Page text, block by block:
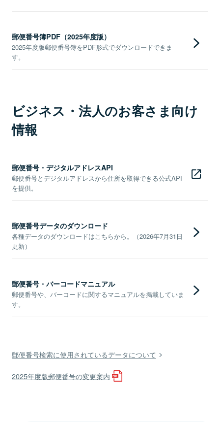
郵便番号簿PDF（2025年度版）
2025年度版郵便番号簿をPDF形式でダウンロードできま
す。
ビジネス・法人のお客さま向け
情報
郵便番号・デジタルアドレスAPI
郵便番号とデジタルアドレスから住所を取得できる公式API
を提供。
郵便番号データのダウンロード
各種データのダウンロードはこちらから。（2026年7月31日
更新）
郵便番号・バーコードマニュアル
郵便番号や、バーコードに関するマニュアルを掲載していま
す。
郵便番号検索に使用されているデータについて
2025年度版郵便番号の変更案内